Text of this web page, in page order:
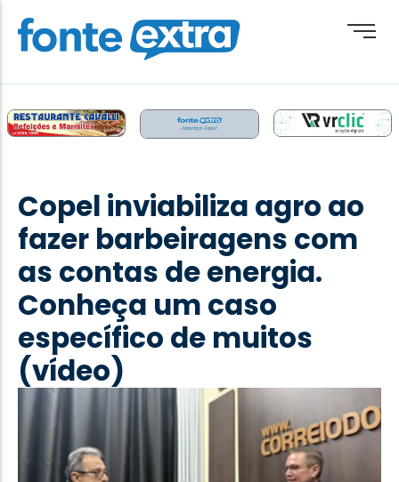
Destaque
Esporte
Geral
Obituário
Paraguai
Paraná
Política
Santa Helena e Região
Saúde e Bem-Estar
Copel inviabiliza agro ao
fazer barbeiragens com
as contas de energia.
Conheça um caso
específico de muitos
(vídeo)